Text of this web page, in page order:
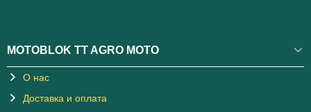
MOTOBLOK TT AGRO MOTO
О нас
Доставка и оплата